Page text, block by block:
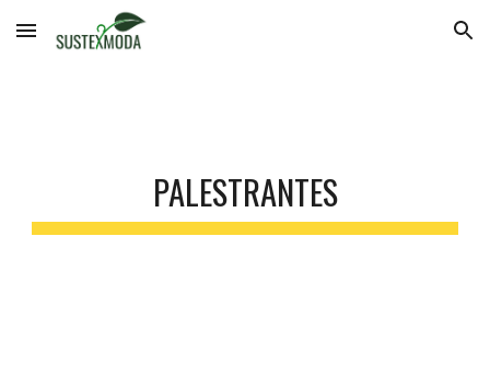
Skip to main content Skip to navigation
PALESTRANTES